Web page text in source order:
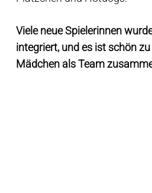
Viele neue Spielerinnen
integriert, und es ist schön
Mädchen als Team